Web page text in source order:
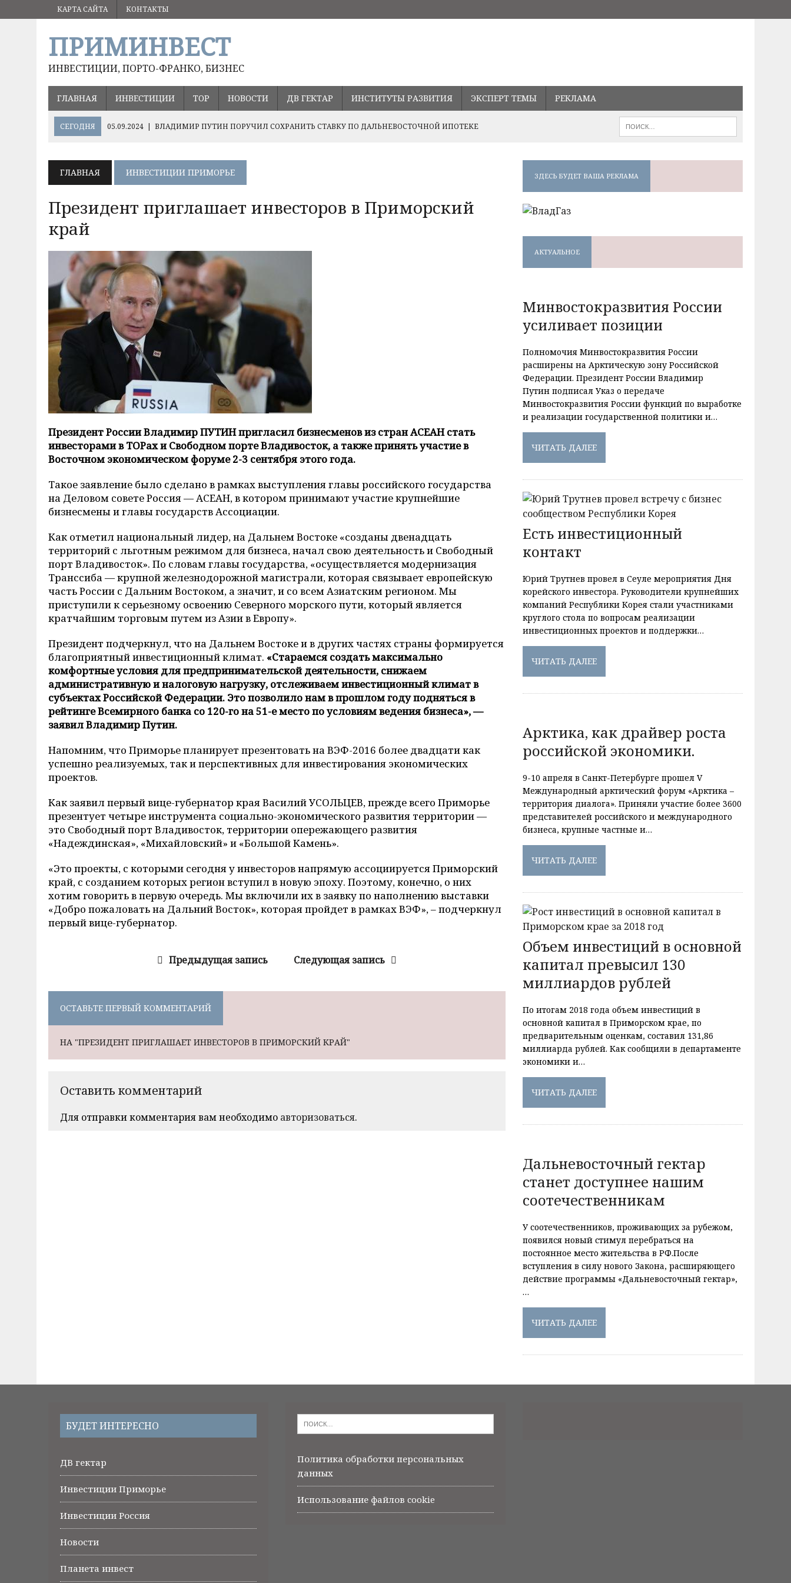
КАРТА САЙТА КОНТАКТЫ
ПРИМИНВЕСТ
ИНВЕСТИЦИИ, ПОРТО-ФРАНКО, БИЗНЕС
ГЛАВНАЯ ИНВЕСТИЦИИ ТОР НОВОСТИ ДВ ГЕКТАР ИНСТИТУТЫ РАЗВИТИЯ ЭКСПЕРТ ТЕМЫ РЕКЛАМА
СЕГОДНЯ 05.09.2024 | ВЛАДИМИР ПУТИН ПОРУЧИЛ СОХРАНИТЬ СТАВКУ ПО ДАЛЬНЕВОСТОЧНОЙ ИПОТЕКЕ
10.12.2024 | ВАЖНЫЕ РЕШЕНИЯ ДЛЯ РАЗВИТИЯ РИСОВОДСТВА В ПРИМОРЬЕ
ГЛАВНАЯ ИНВЕСТИЦИИ ПРИМОРЬЕ
Президент приглашает инвесторов в Приморский
край
Президент России Владимир ПУТИН пригласил бизнесменов из стран АСЕАН стать
инвесторами в ТОРах и Свободном порте Владивосток, а также принять участие в
Восточном экономическом форуме 2-3 сентября этого года.
Такое заявление было сделано в рамках выступления главы российского государства
на Деловом cовете Россия — АСЕАН, в котором принимают участие крупнейшие
бизнесмены и главы государств Ассоциации.
Как отметил национальный лидер, на Дальнем Востоке «созданы двенадцать
территорий с льготным режимом для бизнеса, начал свою деятельность и Свободный
порт Владивосток». По словам главы государства, «осуществляется модернизация
Транссиба — крупной железнодорожной магистрали, которая связывает европейскую
часть России с Дальним Востоком, а значит, и со всем Азиатским регионом. Мы
приступили к серьезному освоению Северного морского пути, который является
кратчайшим торговым путем из Азии в Европу».
Президент подчеркнул, что на Дальнем Востоке и в других частях страны формируется
благоприятный инвестиционный климат. «Стараемся создать максимально
комфортные условия для предпринимательской деятельности, снижаем
административную и налоговую нагрузку, отслеживаем инвестиционный климат в
субъектах Российской Федерации. Это позволило нам в прошлом году подняться в
рейтинге Всемирного банка со 120-го на 51-е место по условиям ведения бизнеса», —
заявил Владимир Путин.
Напомним, что Приморье планирует презентовать на ВЭФ-2016 более двадцати как
успешно реализуемых, так и перспективных для инвестирования экономических
проектов.
Как заявил первый вице-губернатор края Василий УСОЛЬЦЕВ, прежде всего Приморье
презентует четыре инструмента социально-экономического развития территории —
это Свободный порт Владивосток, территории опережающего развития
«Надеждинская», «Михайловский» и «Большой Камень».
«Это проекты, с которыми сегодня у инвесторов напрямую ассоциируется Приморский
край, с созданием которых регион вступил в новую эпоху. Поэтому, конечно, о них
хотим говорить в первую очередь. Мы включили их в заявку по наполнению выставки
«Добро пожаловать на Дальний Восток», которая пройдет в рамках ВЭФ», – подчеркнул
первый вице-губернатор.
Предыдущая запись Следующая запись
ОСТАВЬТЕ ПЕРВЫЙ КОММЕНТАРИЙ
НА "ПРЕЗИДЕНТ ПРИГЛАШАЕТ ИНВЕСТОРОВ В ПРИМОРСКИЙ КРАЙ"
Оставить комментарий
Для отправки комментария вам необходимо авторизоваться.
ЗДЕСЬ БУДЕТ ВАША РЕКЛАМА
АКТУАЛЬНОЕ
Минвостокразвития России
усиливает позиции
Полномочия Минвостокразвития России
расширены на Арктическую зону Российской
Федерации. Президент России Владимир
Путин подписал Указ о передаче
Минвостокразвития России функций по выработке
и реализации государственной политики и…
ЧИТАТЬ ДАЛЕЕ
Есть инвестиционный
контакт
Юрий Трутнев провел в Сеуле мероприятия Дня
корейского инвестора. Руководители крупнейших
компаний Республики Корея стали участниками
круглого стола по вопросам реализации
инвестиционных проектов и поддержки…
ЧИТАТЬ ДАЛЕЕ
Арктика, как драйвер роста
российской экономики.
9-10 апреля в Санкт-Петербурге прошел V
Международный арктический форум «Арктика –
территория диалога». Приняли участие более 3600
представителей российского и международного
бизнеса, крупные частные и…
ЧИТАТЬ ДАЛЕЕ
Объем инвестиций в основной
капитал превысил 130
миллиардов рублей
По итогам 2018 года объем инвестиций в
основной капитал в Приморском крае, по
предварительным оценкам, составил 131,86
миллиарда рублей. Как сообщили в департаменте
экономики и…
ЧИТАТЬ ДАЛЕЕ
Дальневосточный гектар
станет доступнее нашим
соотечественникам
У соотечественников, проживающих за рубежом,
появился новый стимул перебраться на
постоянное место жительства в РФ.После
вступления в силу нового Закона, расширяющего
действие программы «Дальневосточный гектар»,
…
ЧИТАТЬ ДАЛЕЕ
БУДЕТ ИНТЕРЕСНО
ДВ гектар
Инвестиции Приморье
Инвестиции Россия
Новости
Планета инвест
Политика обработки персональных
данных
Использование файлов cookie